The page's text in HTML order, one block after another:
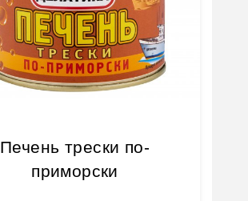
Печень трески по-
приморски